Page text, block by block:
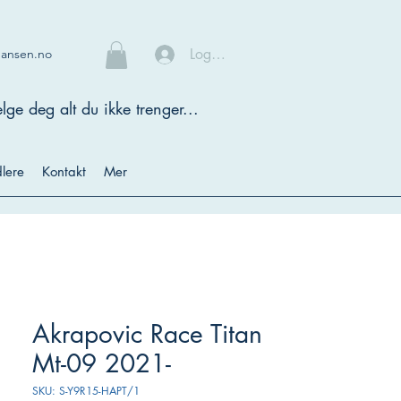
Logg inn
deg alt du ikke trenger...
Kontakt Mer
Akrapovic Race Titan
Mt-09 2021-
SKU: S-Y9R15-HAPT/1